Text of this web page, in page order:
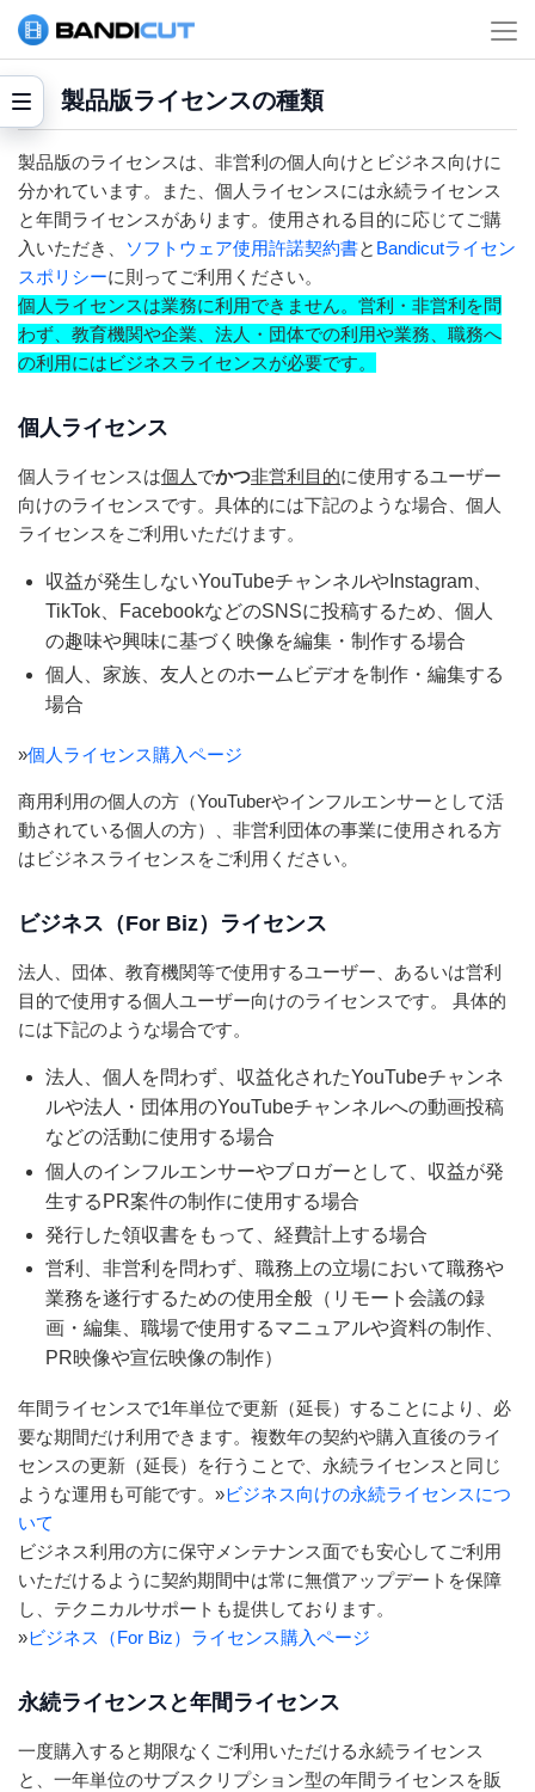
製品版ライセンスの種類
製品版のライセンスは、非営利の個人向けとビジネス向けに
分かれています。また、個人ライセンスには永続ライセンス
と年間ライセンスがあります。使用される目的に応じてご購
入いただき、
ソフトウェア使用許諾契約書と Bandicutライセン
スポリシーに則ってご利用ください。
個人ライセンスは業務に利用できません。営利・非営利を問
わず、教育機関や企業、法人・団体での利用や業務、職務へ
の利用にはビジネスライセンスが必要です。
個人ライセンス
個人ライセンスは個人 でかつ非営利目的に使用するユーザー
向けのライセンスです。具体的には下記のような場合、個人
ライセンスをご利用いただけます。
収益が発生しないYouTubeチャンネルやInstagram、
TikTok、FacebookなどのSNSに投稿するため、個人
の趣味や興味に基づく映像を編集・制作する場合
個人、家族、友人とのホームビデオを制作・編集する
場合
»個人ライセンス購入ページ
商用利用の個人の方（YouTuberやインフルエンサーとして活
動されている個人の方）、非営利団体の事業に使用される方
はビジネスライセンスをご利用ください。
ビジネス（For Biz）ライセンス
法人、団体、教育機関等で使用するユーザー、あるいは営利
目的で使用する個人ユーザー向けのライセンスです。 具体的
には下記のような場合です。
法人、個人を問わず、収益化されたYouTubeチャンネ
ルや法人・団体用のYouTubeチャンネルへの動画投稿
などの活動に使用する場合
個人のインフルエンサーやブロガーとして、収益が発
生するPR案件の制作に使用する場合
発行した領収書をもって、経費計上する場合
営利、非営利を問わず、職務上の立場において職務や
業務を遂行するための使用全般（リモート会議の録
画・編集、職場で使用するマニュアルや資料の制作、
PR映像や宣伝映像の制作）
年間ライセンスで1年単位で更新（延長）することにより、必
要な期間だけ利用できます。複数年の契約や購入直後のライ
センスの更新（延長）を行うことで、永続ライセンスと同じ
ような運用も可能です。 »ビジネス向けの永続ライセンスにつ
いて
ビジネス利用の方に保守メンテナンス面でも安心してご利用
いただけるように契約期間中は常に無償アップデートを保障
し、テクニカルサポートも提供しております。
»ビジネス（For Biz）ライセンス購入ページ
永続ライセンスと年間ライセンス
一度購入すると期限なくご利用いただける永続ライセンス
と、一年単位のサブスクリプション型の年間ライセンスを販